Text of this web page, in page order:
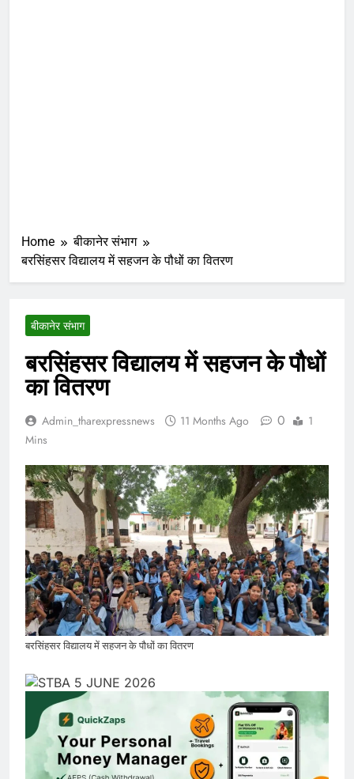
Home
बीकानेर संभाग
बरसिंहसर विद्यालय में सहजन के पौधों का वितरण
बीकानेर संभाग
बरसिंहसर विद्यालय में सहजन के पौधों
का वितरण
Admin_tharexpressnews 11 Months Ago 0
1
Mins
बरसिंहसर विद्यालय में सहजन के पौधों का वितरण